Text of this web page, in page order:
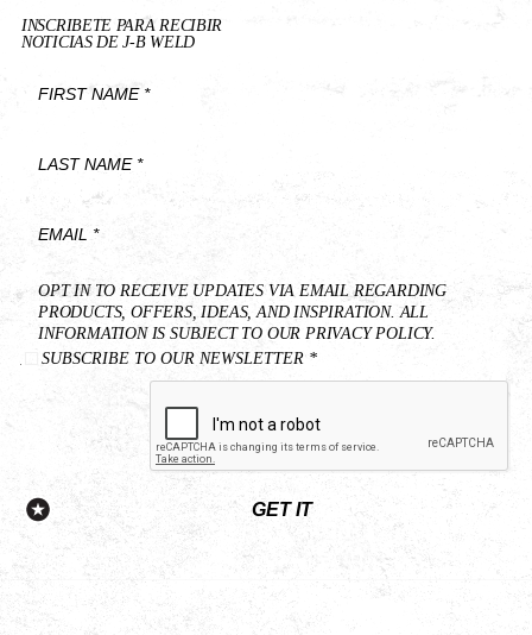
INSCRIBETE PARA RECIBIR
NOTICIAS DE J-B WELD
Name
Name
* OPT IN TO RECEIVE UPDATES VIA EMAIL REGARDING
PRODUCTS, OFFERS, IDEAS, AND INSPIRATION. ALL
INFORMATION IS SUBJECT TO OUR PRIVACY POLICY.
SUBSCRIBE TO OUR NEWSLETTER *
GET IT